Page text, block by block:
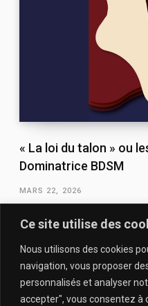
Ce site utilise des
Nous utilisons des cookies
navigation, vous proposer
personnalisés et analyser
accepter", vous consentez à
« La loi du talon » ou
Dominatrice BDSM
MARS 22, 2026